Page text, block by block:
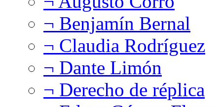
¬ Benjamín Bernal
¬ Claudia Rodríguez
¬ Dante Limón
¬ Derecho de réplica